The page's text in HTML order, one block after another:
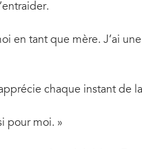
en tant que mère. J’ai une
chaque instant de
pour moi. »